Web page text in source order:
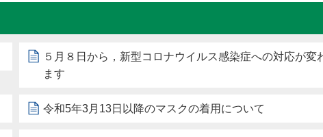
５月８日から，新型コロナウイルス感染症への対応が変
ます
令和5年3月13日以降のマスクの着用について